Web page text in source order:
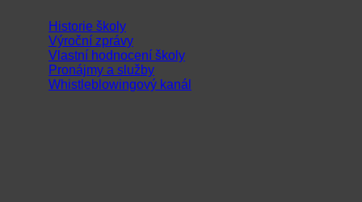
Historie školy
Výroční zprávy
Vlastní hodnocení školy
Pronájmy a služby
Whistleblowingový kanál